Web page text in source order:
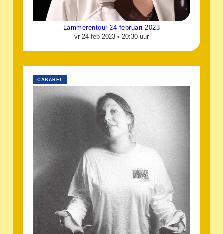
Lammerentour 24 februari 2023
vr 24 feb 2023 • 20:30 uur
CABARET